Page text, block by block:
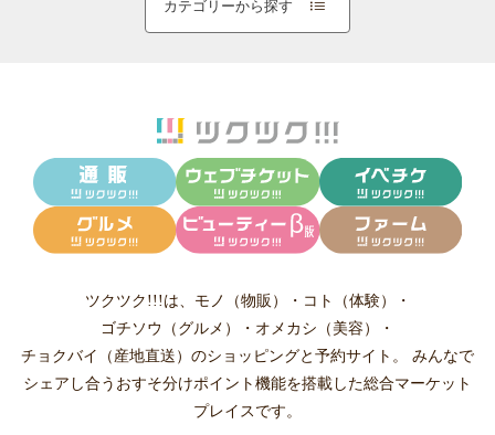
カテゴリーから探す
ツクツク!!!は、 モノ（物販） ・ コト（体験）
・
ゴチソウ（グルメ）
・ オメカシ（美容）
・
チョクバイ（産地直送） のショッピングと予約サイト。
みんなで
シェアし合う おすそ分けポイント機能を搭載した総合マーケット
プレイスです。